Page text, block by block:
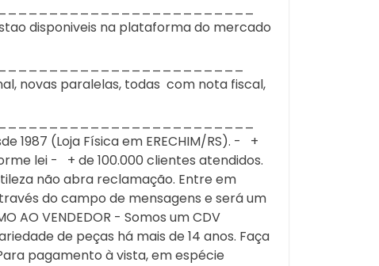
disponiveis na plataforma do mercado
novas paralelas, todas com nota fiscal,
1987 (Loja Física em ERECHIM/RS). - +
lei - + de 100.000 clientes atendidos.
não abra reclamação. Entre em
do campo de mensagens e será um
AO VENDEDOR - Somos um CDV
de peças há mais de 14 anos. Faça
pagamento à vista, em espécie